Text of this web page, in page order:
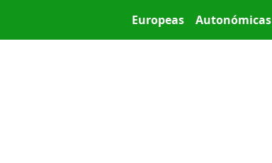
Main menu
Europeas Autonómicas